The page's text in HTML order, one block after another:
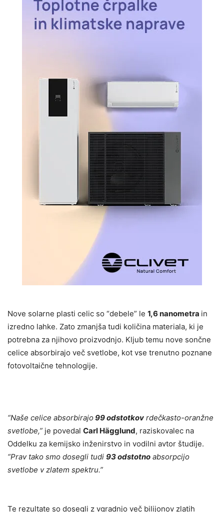
Nove solarne plasti celic so “debele” le 1,6 nanometra in
izredno lahke. Zato zmanjša tudi količina materiala, ki je
potrebna za njihovo proizvodnjo. Kljub temu nove sončne
celice absorbirajo več svetlobe, kot vse trenutno poznane
fotovoltaične tehnologije.
“Naše celice absorbirajo99 odstotkov rdečkasto-oranžne
svetlobe,” je povedal Carl Hägglund, raziskovalec na
Oddelku za kemijsko inženirstvo in vodilni avtor študije.
“Prav tako smo dosegli tudi 93 odstotno absorpcijo
svetlobe v zlatem spektru.”
Te rezultate so dosegli z vgradnjo več bilijonov zlatih